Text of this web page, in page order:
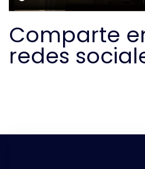
Comparte
redes